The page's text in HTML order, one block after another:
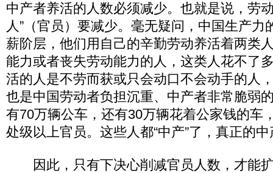
中产者养活的人数必须减少。也就是说，劳
人”（官员）要减少。毫无疑问，中国生产力
薪阶层，他们用自己的辛勤劳动养活着两类
能力或者丧失劳动能力的人，这类人花不了
活的人是不劳而获或只会动口不会动手的人
也是中国劳动者负担沉重、中产者非常脆弱
有70万辆公车，还有30万辆花着公家钱的车
处级以上官员。这些人都“中产”了，真正的
因此，只有下决心削减官员人数，才能